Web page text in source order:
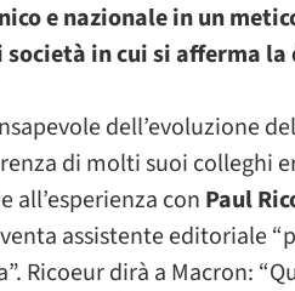
e nazionale in un
società in cui si afferma
dell’evoluzione
di molti suoi colleghi
all’esperienza con Paul
assistente editoriale
Ricoeur dirà a Macron: